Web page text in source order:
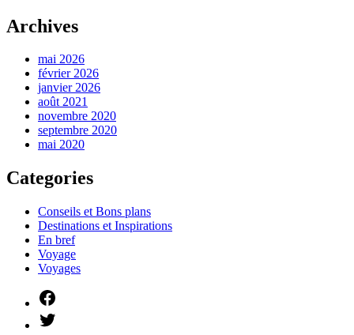
Archives
mai 2026
février 2026
janvier 2026
août 2021
novembre 2020
septembre 2020
mai 2020
Categories
Conseils et Bons plans
Destinations et Inspirations
En bref
Voyage
Voyages